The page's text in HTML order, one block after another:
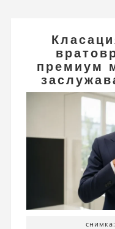
премиум